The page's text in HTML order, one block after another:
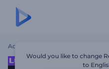
Accueil
Would you like to change
to